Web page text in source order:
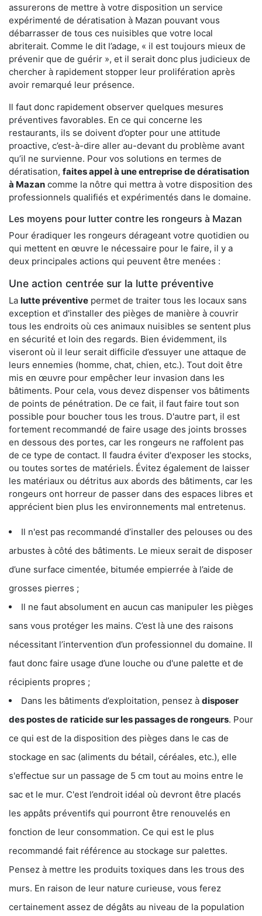
assurerons de mettre à votre disposition un service
expérimenté de dératisation à Mazan pouvant vous
débarrasser de tous ces nuisibles que votre local
abriterait. Comme le dit l’adage, « il est toujours mieux de
prévenir que de guérir », et il serait donc plus judicieux de
chercher à rapidement stopper leur prolifération après
avoir remarqué leur présence.
Il faut donc rapidement observer quelques mesures
préventives favorables. En ce qui concerne les
restaurants, ils se doivent d’opter pour une attitude
proactive, c’est-à-dire aller au-devant du problème avant
qu’il ne survienne. Pour vos solutions en termes de
dératisation, faites appel à une entreprise de dératisation
à Mazan comme la nôtre qui mettra à votre disposition des
professionnels qualifiés et expérimentés dans le domaine.
Les moyens pour lutter contre les rongeurs à Mazan
Pour éradiquer les rongeurs dérageant votre quotidien ou
qui mettent en œuvre le nécessaire pour le faire, il y a
deux principales actions qui peuvent être menées :
Une action centrée sur la lutte préventive
La lutte préventive permet de traiter tous les locaux sans
exception et d'installer des pièges de manière à couvrir
tous les endroits où ces animaux nuisibles se sentent plus
en sécurité et loin des regards. Bien évidemment, ils
viseront où il leur serait difficile d’essuyer une attaque de
leurs ennemies (homme, chat, chien, etc.). Tout doit être
mis en œuvre pour empêcher leur invasion dans les
bâtiments. Pour cela, vous devez dispenser vos bâtiments
de points de pénétration. De ce fait, il faut faire tout son
possible pour boucher tous les trous. D'autre part, il est
fortement recommandé de faire usage des joints brosses
en dessous des portes, car les rongeurs ne raffolent pas
de ce type de contact. Il faudra éviter d'exposer les stocks,
ou toutes sortes de matériels. Évitez également de laisser
les matériaux ou détritus aux abords des bâtiments, car les
rongeurs ont horreur de passer dans des espaces libres et
apprécient bien plus les environnements mal entretenus.
Il n'est pas recommandé d’installer des pelouses ou des
arbustes à côté des bâtiments. Le mieux serait de disposer
d’une surface cimentée, bitumée empierrée à l’aide de
grosses pierres ;
Il ne faut absolument en aucun cas manipuler les pièges
sans vous protéger les mains. C’est là une des raisons
nécessitant l’intervention d’un professionnel du domaine. Il
faut donc faire usage d’une louche ou d'une palette et de
récipients propres ;
Dans les bâtiments d’exploitation, pensez à disposer
des postes de raticide sur les passages de rongeurs. Pour
ce qui est de la disposition des pièges dans le cas de
stockage en sac (aliments du bétail, céréales, etc.), elle
s'effectue sur un passage de 5 cm tout au moins entre le
sac et le mur. C'est l’endroit idéal où devront être placés
les appâts préventifs qui pourront être renouvelés en
fonction de leur consommation. Ce qui est le plus
recommandé fait référence au stockage sur palettes.
Pensez à mettre les produits toxiques dans les trous des
murs. En raison de leur nature curieuse, vous ferez
certainement assez de dégâts au niveau de la population